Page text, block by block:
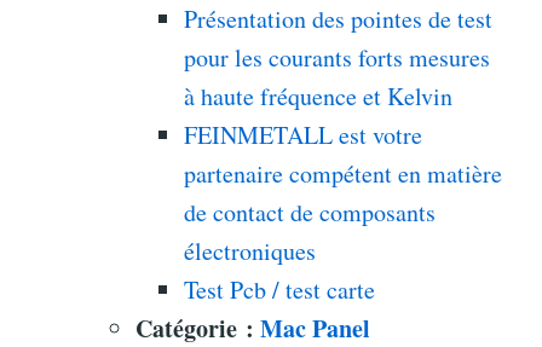
Présentation des pointes de test
pour les courants forts mesures
à haute fréquence et Kelvin
FEINMETALL est votre
partenaire compétent en matière
de contact de composants
électroniques
Test Pcb / test carte
Catégorie : Mac Panel